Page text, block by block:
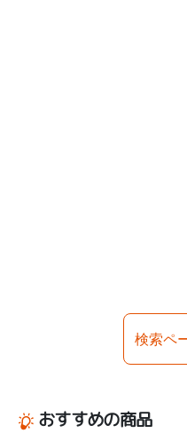
検索ペ
おすすめの商品